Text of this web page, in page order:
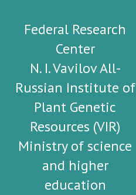
Federal Research
Center
N. I. Vavilov All-
Russian Institute of
Plant Genetic
Resources (VIR)
Ministry of science
and higher
education